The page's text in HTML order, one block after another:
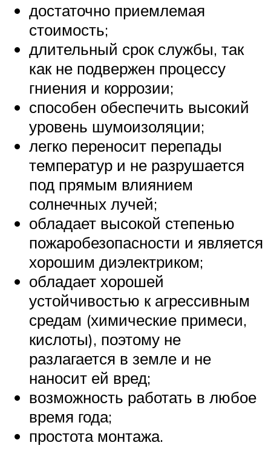
достаточно приемлемая
стоимость;
длительный срок службы, так
как не подвержен процессу
гниения и коррозии;
способен обеспечить высокий
уровень шумоизоляции;
легко переносит перепады
температур и не разрушается
под прямым влиянием
солнечных лучей;
обладает высокой степенью
пожаробезопасности и является
хорошим диэлектриком;
обладает хорошей
устойчивостью к агрессивным
средам (химические примеси,
кислоты), поэтому не
разлагается в земле и не
наносит ей вред;
возможность работать в любое
время года;
простота монтажа.